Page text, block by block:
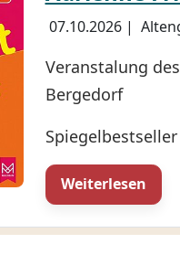
07.10.2026 |
Veranstalung
Bergedorf
Weiterlesen